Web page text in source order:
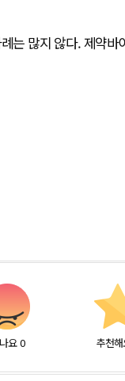
는 많지 않다. 제약
요 0 추천